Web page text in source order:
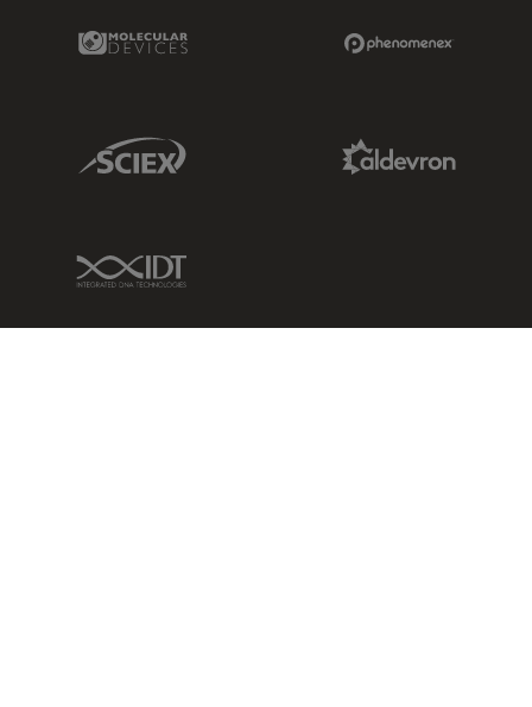
Molecular Devices Link
Sciex Link
IDT Link